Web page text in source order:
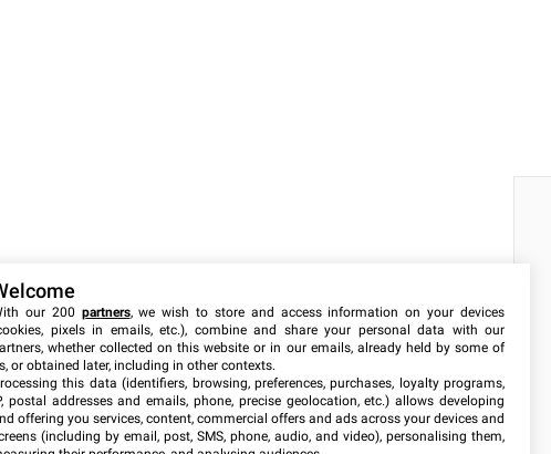
our 200 partners, we wish to store and access information on your devices
pixels in emails, etc.), combine and share your personal data with our
whether collected on this website or in our emails, already held by some of
or obtained later, including in other contexts.
this data (identifiers, browsing, preferences, purchases, loyalty programs,
postal addresses and emails, phone, precise geolocation, etc.) allows developing
offering you services, content, commercial offers and ads across your devices and
(including by email, post, SMS, phone, audio, and video), personalising them,